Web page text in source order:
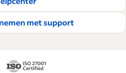
met support